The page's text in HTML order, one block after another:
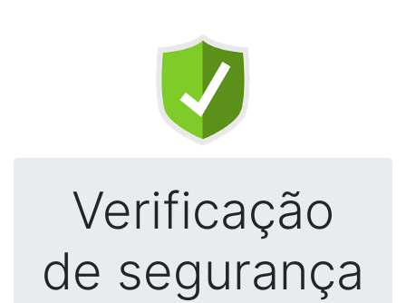
Verificação
de segurança